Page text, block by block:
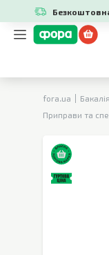
fora.ua
Приправи та